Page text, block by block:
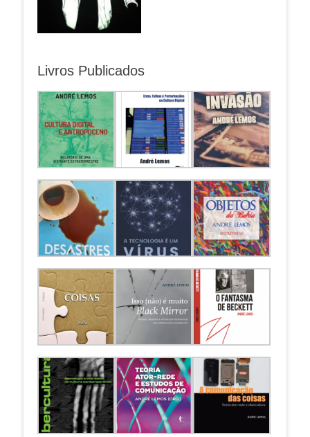
Livros Publicados